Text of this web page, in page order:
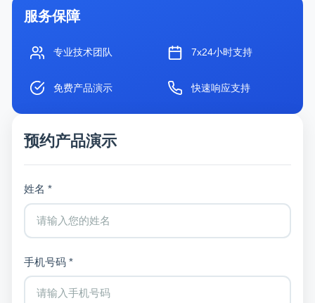
服务保障
专业技术团队 7x24小时支持
免费产品演示 快速响应支持
预约产品演示
姓名 *
手机号码 *